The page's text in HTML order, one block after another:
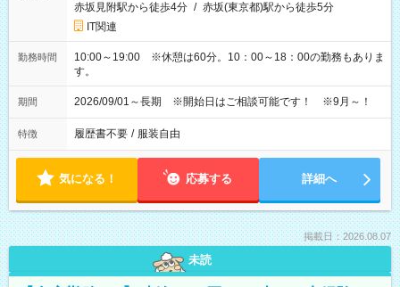
赤坂見附駅から徒歩4分 / 赤坂(東京都)駅から徒歩5分
IT関連
勤務時間
10:00～19:00 ※休憩は60分。10：00～18：00の勤務もありま
す。
期間 2026/09/01～長期 ※開始日はご相談可能です！ ※9月～！
特徴 履歴書不要 / 服装自由
気になる！ 応募する 詳細へ
掲載日：2026.08.07
未読